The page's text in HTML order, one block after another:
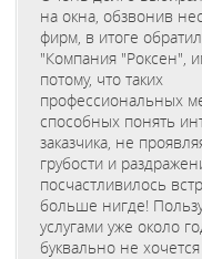
на окна, обзвонив
фирм, в итоге
"Компания "Роксен",
потому, что таких
профессиональных
способных понять
заказчика, не
грубости и
посчастливилось
больше нигде!
услугами уже около
буквально не хочется